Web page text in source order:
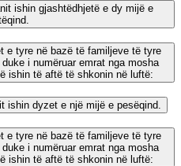
ishin gjashtëdhjetë e dy mijë e
e tyre në bazë të familjeve të tyre
i numëruar emrat nga mosha
ishin të aftë të shkonin në luftë:
ishin dyzet e një mijë e pesëqind.
e tyre në bazë të familjeve të tyre
i numëruar emrat nga mosha
ishin të aftë të shkonin në luftë: